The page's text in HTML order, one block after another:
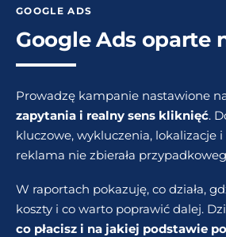
GOOGLE ADS
Google Ads oparte
Prowadzę kampanie nastawione
zapytania i realny sens kliknięć.
kluczowe, wykluczenia, lokalizacje
reklama nie zbierała
W raportach pokazuję, co działa,
koszty i co warto poprawić dalej.
co płacisz i na jakiej podstawie